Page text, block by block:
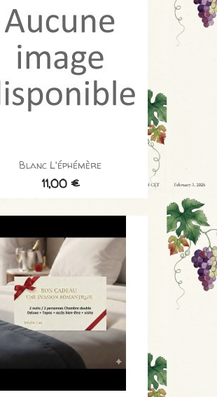
Blanc L'éphémère
11,00 €